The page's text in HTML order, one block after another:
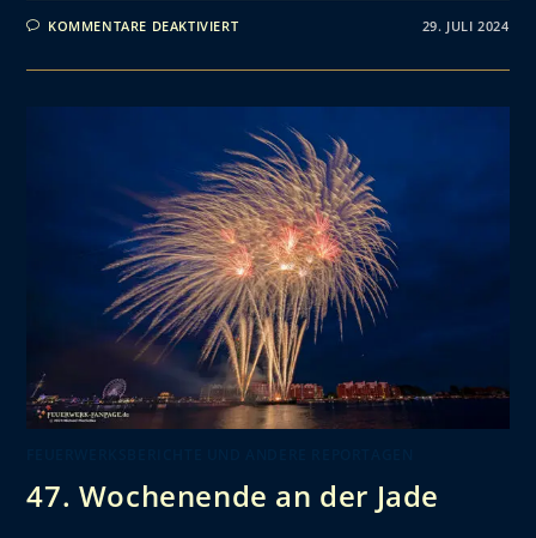
KOMMENTARE DEAKTIVIERT 29. JULI 2024
47. Wochenende an der Jade